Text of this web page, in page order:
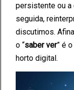
persistente ou a
seguida,
discutimos.
o “saber ver” é
horto digital.